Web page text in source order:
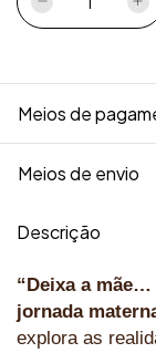
Meios de
Meios de envio
Descrição
“Deixa a
jornada
explora as